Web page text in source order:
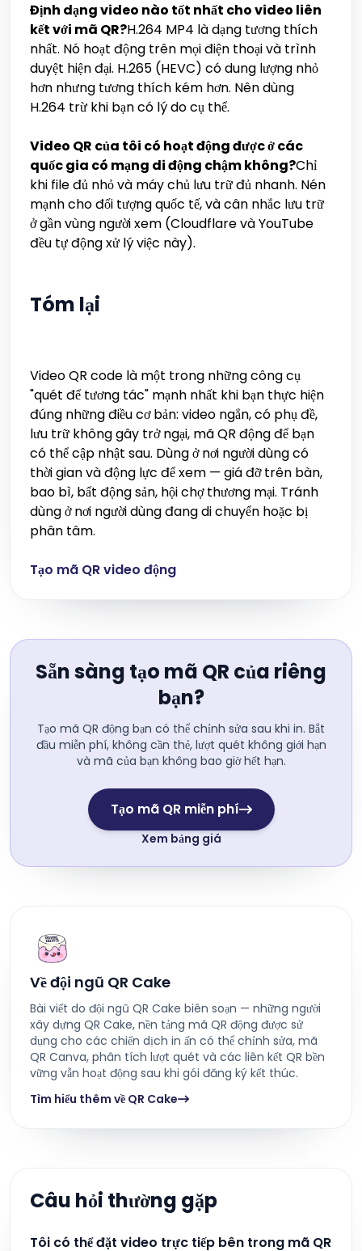
Định dạng video nào tốt nhất cho video liên
kết với mã QR?H.264 MP4 là dạng tương thích
nhất. Nó hoạt động trên mọi điện thoại và trình
duyệt hiện đại. H.265 (HEVC) có dung lượng nhỏ
hơn nhưng tương thích kém hơn. Nên dùng
H.264 trừ khi bạn có lý do cụ thể.
Video QR của tôi có hoạt động được ở các
quốc gia có mạng di động chậm không?Chỉ
khi file đủ nhỏ và máy chủ lưu trữ đủ nhanh. Nén
mạnh cho đối tượng quốc tế, và cân nhắc lưu trữ
ở gần vùng người xem (Cloudflare và YouTube
đều tự động xử lý việc này).
Tóm lại
Video QR code là một trong những công cụ
"quét để tương tác" mạnh nhất khi bạn thực hiện
đúng những điều cơ bản: video ngắn, có phụ đề,
lưu trữ không gây trở ngại, mã QR động để bạn
có thể cập nhật sau. Dùng ở nơi người dùng có
thời gian và động lực để xem — giá đỡ trên bàn,
bao bì, bất động sản, hội chợ thương mại. Tránh
dùng ở nơi người dùng đang di chuyển hoặc bị
phân tâm.
Tạo mã QR video động
Sẵn sàng tạo mã QR của riêng
bạn?
Tạo mã QR động bạn có thể chỉnh sửa sau khi in. Bắt
đầu miễn phí, không cần thẻ, lượt quét không giới hạn
và mã của bạn không bao giờ hết hạn.
Tạo mã QR miễn phí
Xem bảng giá
Về đội ngũ QR Cake
Bài viết do đội ngũ QR Cake biên soạn — những người
xây dựng QR Cake, nền tảng mã QR động được sử
dụng cho các chiến dịch in ấn có thể chỉnh sửa, mã
QR Canva, phân tích lượt quét và các liên kết QR bền
vững vẫn hoạt động sau khi gói đăng ký kết thúc.
Tìm hiểu thêm về QR Cake
Câu hỏi thường gặp
Tôi có thể đặt video trực tiếp bên trong mã QR